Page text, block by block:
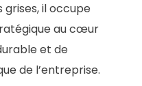
il occupe
au cœur
et de
de l’entreprise.